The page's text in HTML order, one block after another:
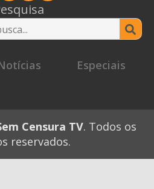
Especiais
Censura TV. Todos os
reservados.